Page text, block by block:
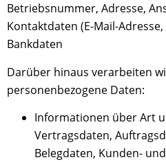
Betriebsnummer, Adresse,
Kontaktdaten (E-Mail-
Bankdaten
Darüber hinaus verarbeiten
personenbezogene Daten:
Informationen über Art
Vertragsdaten,
Belegdaten, Kunden-